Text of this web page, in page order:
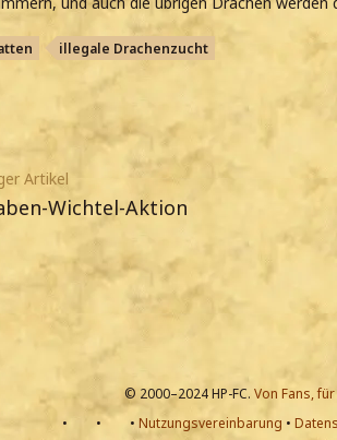
illegale Drachenzucht
Artikel
Wichtel-Aktion
© 2000–2024 HP-FC. Von Fans,
•
• • Nutzungsvereinbarung •